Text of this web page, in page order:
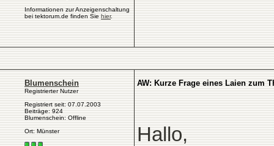
Informationen zur Anzeigenschaltung
bei tektorum.de finden Sie hier.
Blumenschein
Registrierter Nutzer
Registriert seit: 07.07.2003
Beiträge: 924
Blumenschein: Offline
Ort: Münster
AW: Kurze Frage eines Laien zum
Hallo,